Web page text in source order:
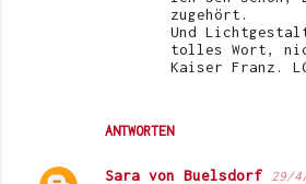
ANTWORTEN
zugehört.
Und
tolles Wort,
Kaiser Franz.
Sara von Buelsdorf 29/